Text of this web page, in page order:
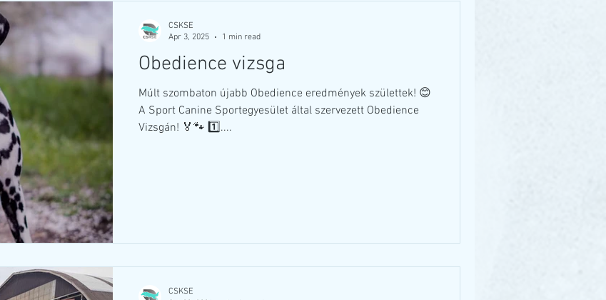
Obedience vizsga
Múlt szombaton újabb Obedience eredmények születtek! 😊
A Sport Canine Sportegyesület által szervezett Obedience
Vizsgán! 🏅🐾 1️⃣....
CSKSE
Apr 3, 2025
1 min read
CSKSE